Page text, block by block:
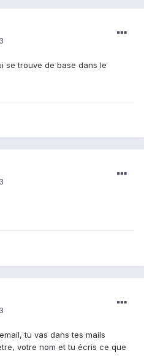
se trouve de base dans le
tu vas dans tes mails
votre nom et tu écris ce que